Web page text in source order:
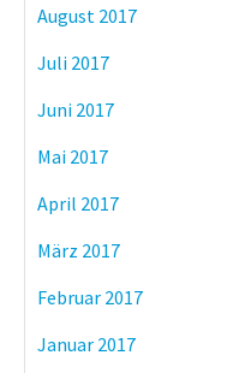
August 2017
Juli 2017
Juni 2017
Mai 2017
April 2017
März 2017
Februar 2017
Januar 2017